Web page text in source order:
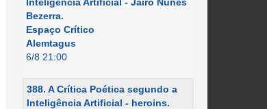
Bezerra.
Espaço Crítico
Alemtagus
6/8 21:00
388. A Crítica Poética segundo a
Inteligência Artificial - heroins.